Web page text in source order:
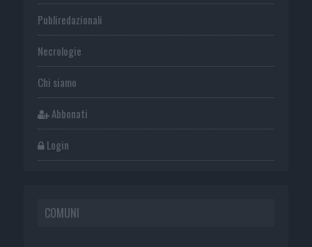
Publiredazionali
Necrologie
Chi siamo
Abbonati
Login
COMUNI